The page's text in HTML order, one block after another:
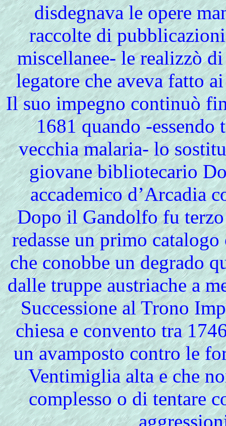
disdegnava le opere
raccolte di
miscellanee- le realizzò
legatore che aveva fatto
Il suo impegno continuò
1681 quando -
vecchia malaria- lo
giovane bibliotecario
accademico d’Arcadia
Dopo il Gandolfo fu
redasse un primo
che conobbe un degrado
dalle truppe austriache a
Successione al Trono
chiesa e convento tra
un avamposto contro le
Ventimiglia alta e che
complesso o di tentare